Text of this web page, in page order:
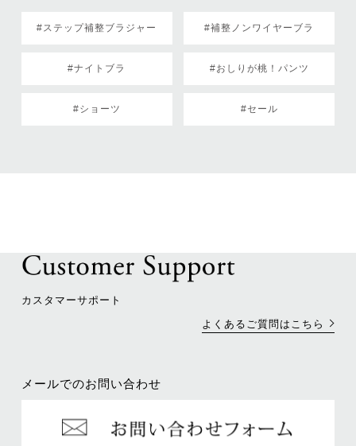
#ステップ補整ブラジャー #補整ノンワイヤーブラ
#ナイトブラ #おしりが桃！パンツ
#ショーツ #セール
カスタマーサポート
よくあるご質問はこちら
メールでのお問い合わせ